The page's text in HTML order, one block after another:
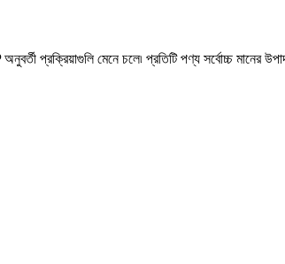
মেনে চলে৷ প্রতিটি পণ্য সর্বোচ্চ মানের